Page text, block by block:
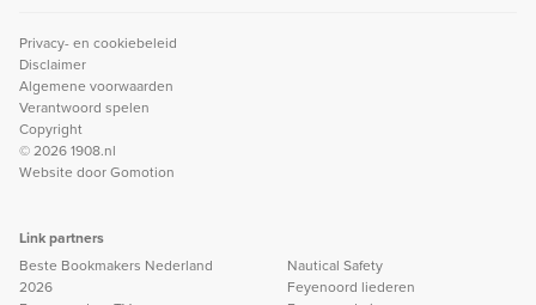
Privacy- en cookiebeleid
Disclaimer
Algemene voorwaarden
Verantwoord spelen
Copyright
© 2026 1908.nl
Website doorGomotion
Link partners
Beste Bookmakers Nederland
2026
Nautical Safety
Feyenoord liederen